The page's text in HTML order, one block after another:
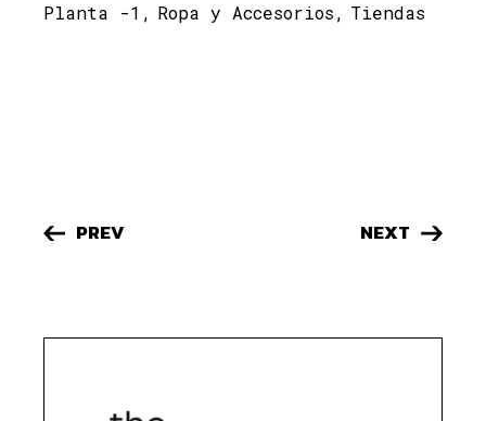
Planta -1 Ropa y Accesorios Tiendas
PREV NEXT